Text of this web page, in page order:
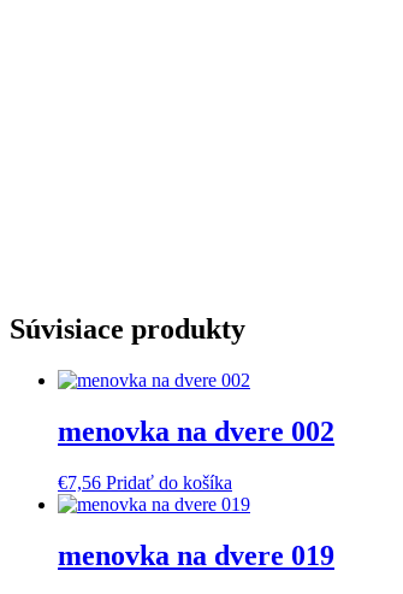
Súvisiace produkty
menovka na dvere 002
€7,56 Pridať do košíka
menovka na dvere 019